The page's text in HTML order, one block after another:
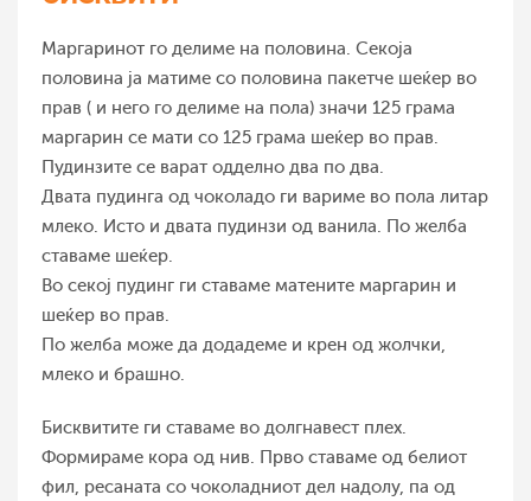
Маргаринот го делиме на половина. Секоја
половина ја матиме со половина пакетче шеќер во
прав ( и него го делиме на пола) значи 125 грама
маргарин се мати со 125 грама шеќер во прав.
Пудинзите се варат одделно два по два.
Двата пудинга од чоколадо ги вариме во пола литар
млеко. Исто и двата пудинзи од ванила. По желба
ставаме шеќер.
Во секој пудинг ги ставаме матените маргарин и
шеќер во прав.
По желба може да додадеме и крен од жолчки,
млеко и брашно.
Бисквитите ги ставаме во долгнавест плех.
Формираме кора од нив. Прво ставаме од белиот
фил, ресаната со чоколадниот дел надолу, па од